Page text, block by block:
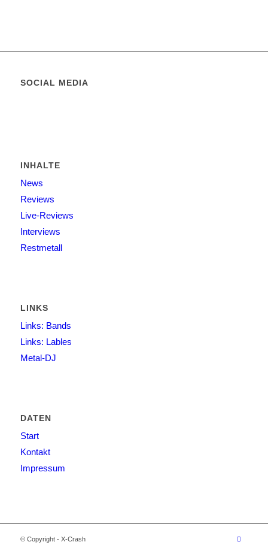
SOCIAL MEDIA
INHALTE
News
Reviews
Live-Reviews
Interviews
Restmetall
LINKS
Links: Bands
Links: Lables
Metal-DJ
DATEN
Start
Kontakt
Impressum
© Copyright - X-Crash